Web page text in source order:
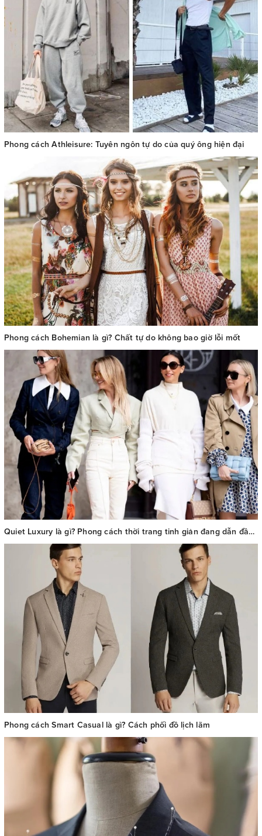
Phong cách Athleisure: Tuyên ngôn tự do của quý ông hiện đại
Phong cách Bohemian là gì? Chất tự do không bao giờ lỗi mốt
Quiet Luxury là gì? Phong cách thời trang tinh giản đang dẫn đầu xu hướng 2025
Phong cách Smart Casual là gì? Cách phối đồ lịch lãm